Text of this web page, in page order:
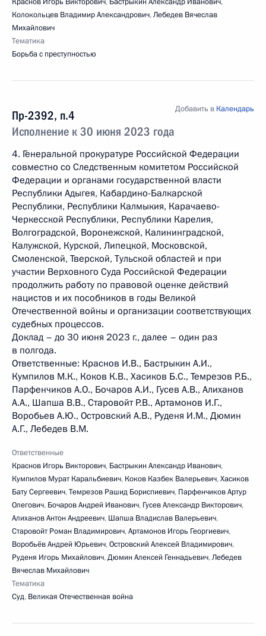
Колокольцев Владимир Александрович,Лебедев Вячеслав
Михайлович
Тематика
Борьба с преступностью
Пр-2392, п.4
Исполнение к 30 июня 2023 года
Добавить в Календарь
4. Генеральной прокуратуре Российской Федерации
совместно со Следственным комитетом Российской
Федерации и органами государственной власти
Республики Адыгея, Кабардино-Балкарской
Республики, Республики Калмыкия, Карачаево-
Черкесской Республики, Республики Карелия,
Волгоградской, Воронежской, Калининградской,
Калужской, Курской, Липецкой, Московской,
Смоленской, Тверской, Тульской областей и при
участии Верховного Суда Российской Федерации
продолжить работу по правовой оценке действий
нацистов и их пособников в годы Великой
Отечественной войны и организации соответствующих
судебных процессов.
Доклад – до 30 июня 2023 г., далее – один раз
в полгода.
Ответственные: Краснов И.В., Бастрыкин А.И.,
Кумпилов М.К., Коков К.В., Хасиков Б.С., Темрезов Р.Б.,
Парфенчиков А.О., Бочаров А.И., Гусев А.В., Алиханов
А.А., Шапша В.В., Старовойт Р.В., Артамонов И.Г.,
Воробьев А.Ю., Островский А.В., Руденя И.М., Дюмин
А.Г., Лебедев В.М.
Ответственные
Краснов Игорь Викторович, Бастрыкин Александр Иванович,
Кумпилов Мурат Каральбиевич, Коков Казбек Валерьевич,Хасиков
Бату Сергеевич,Темрезов Рашид Бориспиевич, Парфенчиков Артур
Олегович, Бочаров Андрей Иванович, Гусев Александр Викторович,
Алиханов Антон Андреевич, Шапша Владислав Валерьевич,
Старовойт Роман Владимирович,Артамонов Игорь Георгиевич,
Воробьёв Андрей Юрьевич,Островский Алексей Владимирович,
Руденя Игорь Михайлович,Дюмин Алексей Геннадьевич,Лебедев
Вячеслав Михайлович
Тематика
Суд, Великая Отечественная война